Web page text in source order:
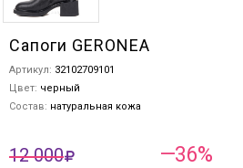
Сапоги GERONEA
Артикул: 32102709101
Цвет: черный
Состав: натуральная кожа
12 000 —36%